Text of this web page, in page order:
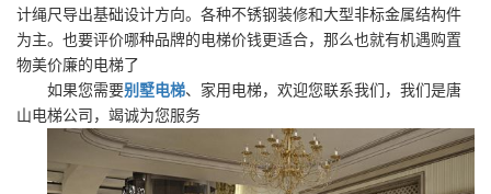
计绳尺导出基础设计方向。各种不锈钢装修和大型非标金属结构件
为主。也要评价哪种品牌的电梯价钱更适合，那么也就有机遇购置
物美价廉的电梯了
如果您需要别墅电梯、家用电梯，欢迎您联系我们，我们是唐
山电梯公司，竭诚为您服务